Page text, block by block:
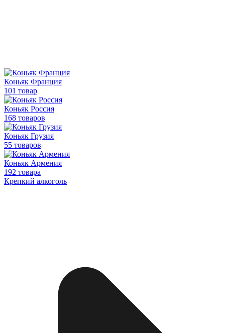
Коньяк Франция
101 товар
Коньяк Россия
168 товаров
Коньяк Грузия
55 товаров
Коньяк Армения
192 товара
Крепкий алкоголь